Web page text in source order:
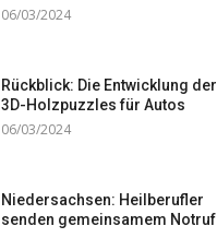
06/03/2024
Rückblick: Die Entwicklung der
3D-Holzpuzzles für Autos
06/03/2024
Niedersachsen: Heilberufler
senden gemeinsamem Notruf